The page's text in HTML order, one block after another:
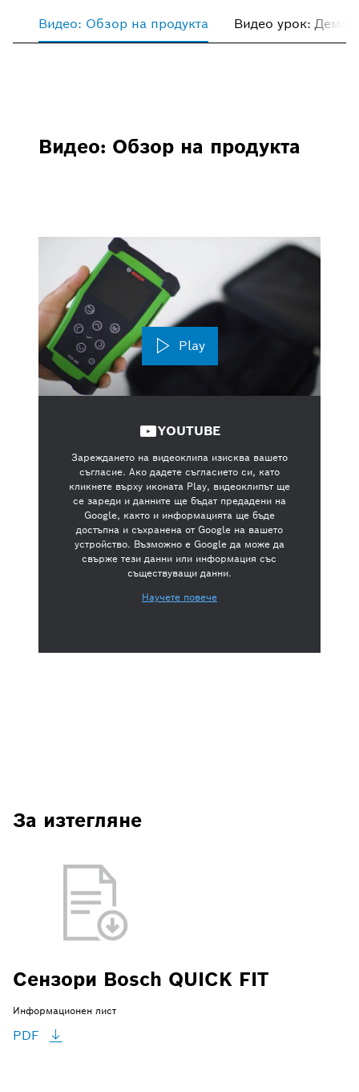
Видео: Обзор на продукта Видео урок:
Видео: Обзор на продукта
Play
YOUTUBE
Зареждането на видеоклипа изисква вашето
съгласие. Ако дадете съгласието си, като
кликнете върху иконата Play, видеоклипът ще
се зареди и данните ще бъдат предадени на
Google, както и информацията ще бъде
достъпна и съхранена от Google на вашето
устройство. Възможно е Google да може да
свърже тези данни или информация със
съществуващи данни.
Научете повече
За изтегляне
Сензори Bosch QUICK FIT
Информационен лист
PDF